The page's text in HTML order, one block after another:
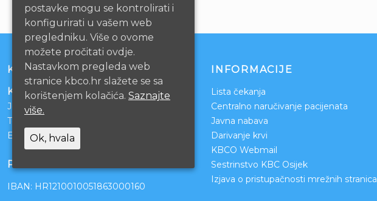
KONTAKT
Klinički bolnički centar Osijek
Josipa Huttlera 4
Tel:
Email:ravnateljstvo@kbco.hr
POSLOVNI RAČUNI
IBAN: HR1210010051863000160
INFORMACIJE
Lista čekanja
Centralno naručivanje pacijenata
Javna nabava
Darivanje krvi
KBCO Webmail
Sestrinstvo KBC Osijek
Izjava o pristupačnosti mrežnih stranica
postavke mogu se kontrolirati i
konfigurirati u vašem web
pregledniku. Više o ovome
možete pročitati ovdje.
Nastavkom pregleda web
stranice kbco.hr slažete se sa
korištenjem kolačića. Saznajte
više.
Ok, hvala